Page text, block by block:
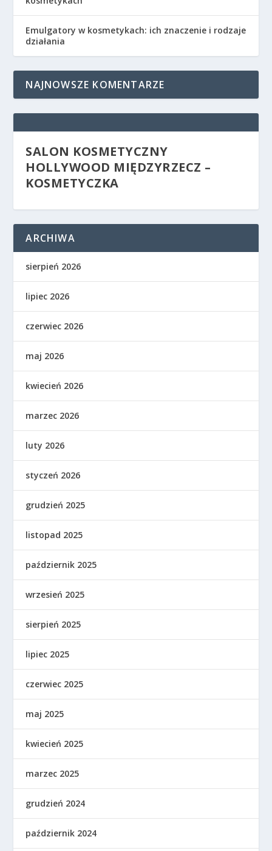
Emulgatory w kosmetykach: ich znaczenie i rodzaje
działania
NAJNOWSZE KOMENTARZE
SALON KOSMETYCZNY
HOLLYWOOD MIĘDZYRZECZ –
KOSMETYCZKA
ARCHIWA
sierpień 2026
lipiec 2026
czerwiec 2026
maj 2026
kwiecień 2026
marzec 2026
luty 2026
styczeń 2026
grudzień 2025
listopad 2025
październik 2025
wrzesień 2025
sierpień 2025
lipiec 2025
czerwiec 2025
maj 2025
kwiecień 2025
marzec 2025
grudzień 2024
październik 2024